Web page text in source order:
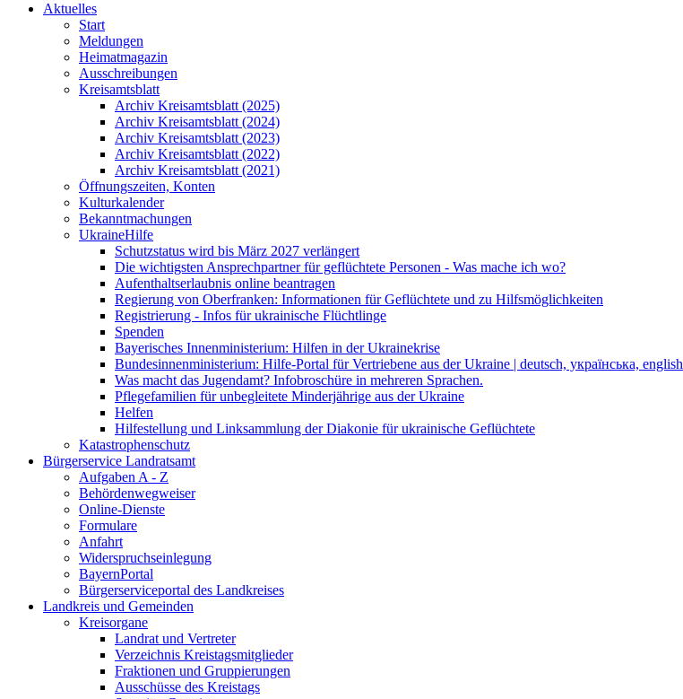
Aktuelles
Start
Meldungen
Heimatmagazin
Ausschreibungen
Kreisamtsblatt
Archiv Kreisamtsblatt (2025)
Archiv Kreisamtsblatt (2024)
Archiv Kreisamtsblatt (2023)
Archiv Kreisamtsblatt (2022)
Archiv Kreisamtsblatt (2021)
Öffnungszeiten, Konten
Kulturkalender
Bekanntmachungen
UkraineHilfe
Schutzstatus wird bis März 2027 verlängert
Die wichtigsten Ansprechpartner für geflüchtete Personen - Was mache ich wo?
Aufenthaltserlaubnis online beantragen
Regierung von Oberfranken: Informationen für Geflüchtete und zu Hilfsmöglichkeiten
Registrierung - Infos für ukrainische Flüchtlinge
Spenden
Bayerisches Innenministerium: Hilfen in der Ukrainekrise
Bundesinnenministerium: Hilfe-Portal für Vertriebene aus der Ukraine | deutsch, українська, english
Was macht das Jugendamt? Infobroschüre in mehreren Sprachen.
Pflegefamilien für unbegleitete Minderjährige aus der Ukraine
Helfen
Hilfestellung und Linksammlung der Diakonie für ukrainische Geflüchtete
Katastrophenschutz
Bürgerservice Landratsamt
Aufgaben A - Z
Behördenwegweiser
Online-Dienste
Formulare
Anfahrt
Widerspruchseinlegung
BayernPortal
Bürgerserviceportal des Landkreises
Landkreis und Gemeinden
Kreisorgane
Landrat und Vertreter
Verzeichnis Kreistagsmitglieder
Fraktionen und Gruppierungen
Ausschüsse des Kreistags